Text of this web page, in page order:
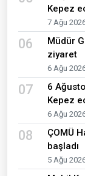
Kepez
7 Ağu
06
Müdür
ziyaret
6 Ağu
07
6
Kepez
6 Ağu
08
ÇOMÜ
başladı
5 Ağu